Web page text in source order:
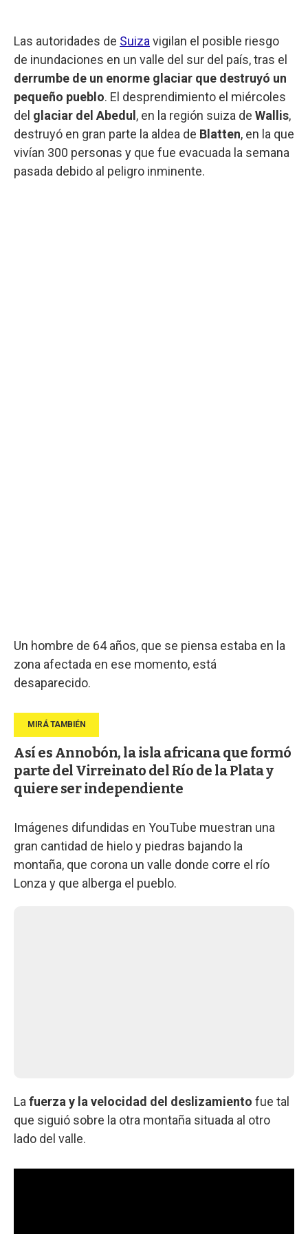
Las autoridades de Suiza vigilan el posible riesgo
de inundaciones en un valle del sur del país, tras el
derrumbe de un enorme glaciar que destruyó un
pequeño pueblo. El desprendimiento el miércoles
del glaciar del Abedul , en la región suiza de Wallis,
destruyó en gran parte la aldea de Blatten, en la que
vivían 300 personas y que fue evacuada la semana
pasada debido al peligro inminente.
Un hombre de 64 años, que se piensa estaba en la
zona afectada en ese momento, está
desaparecido.
Así es Annobón, la isla africana que formó
parte del Virreinato del Río de la Plata y
quiere ser independiente
Imágenes difundidas en YouTube muestran una
gran cantidad de hielo y piedras bajando la
montaña, que corona un valle donde corre el río
Lonza y que alberga el pueblo.
La fuerza y la velocidad del deslizamiento fue tal
que siguió sobre la otra montaña situada al otro
lado del valle.